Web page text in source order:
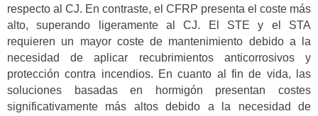
respecto al CJ. En contraste, el CFRP presenta el coste más
alto, superando ligeramente al CJ. El STE y el STA
requieren un mayor coste de mantenimiento debido a la
necesidad de aplicar recubrimientos anticorrosivos y
protección contra incendios. En cuanto al fin de vida, las
soluciones basadas en hormigón presentan costes
significativamente más altos debido a la necesidad de